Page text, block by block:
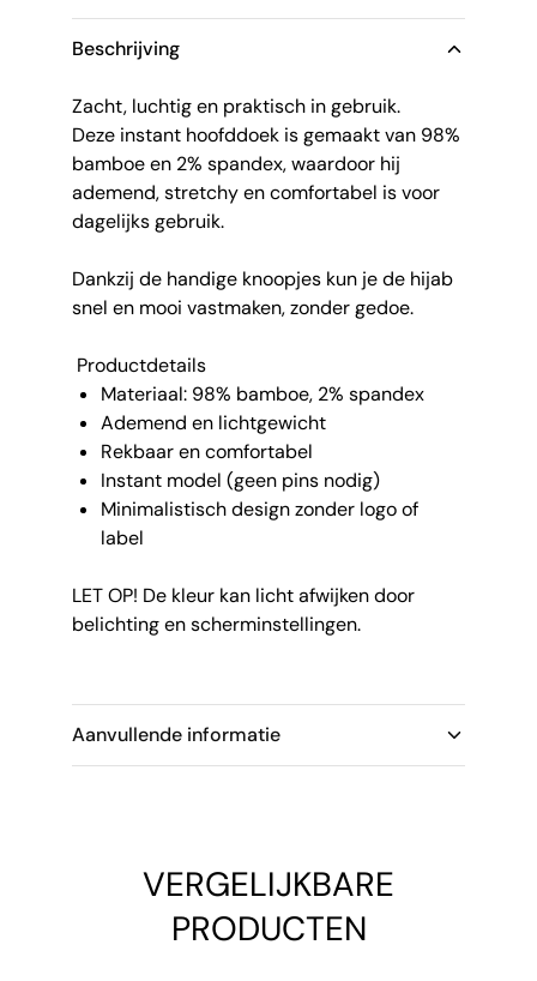
Beschrijving
Zacht, luchtig en praktisch in gebruik.
Deze instant hoofddoek is gemaakt van 98%
bamboe en 2% spandex, waardoor hij
ademend, stretchy en comfortabel is voor
dagelijks gebruik.
Dankzij de handige knoopjes kun je de hijab
snel en mooi vastmaken, zonder gedoe.
Productdetails
Materiaal: 98% bamboe, 2% spandex
Ademend en lichtgewicht
Rekbaar en comfortabel
Instant model (geen pins nodig)
Minimalistisch design zonder logo of
label
LET OP! De kleur kan licht afwijken door
belichting en scherminstellingen.
Aanvullende informatie
VERGELIJKBARE
PRODUCTEN